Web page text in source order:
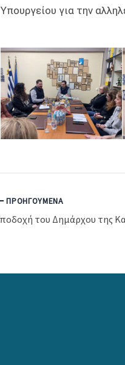
Υπουργείου για την
ΠΡΟΗΓΟΎΜΕΝΑ